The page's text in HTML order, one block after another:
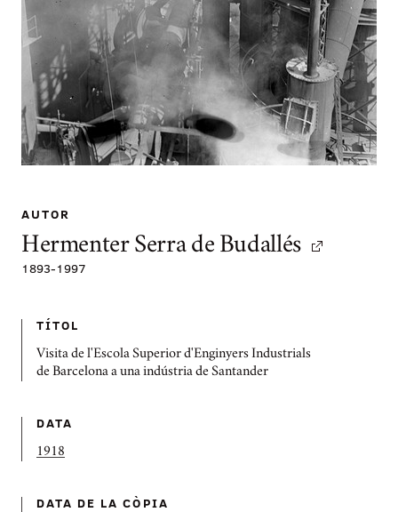
AUTOR
Hermenter Serra de Budallés
1893-1997
TÍTOL
Visita de l'Escola Superior d'Enginyers Industrials
de Barcelona a una indústria de Santander
DATA
1918
DATA DE LA CÒPIA